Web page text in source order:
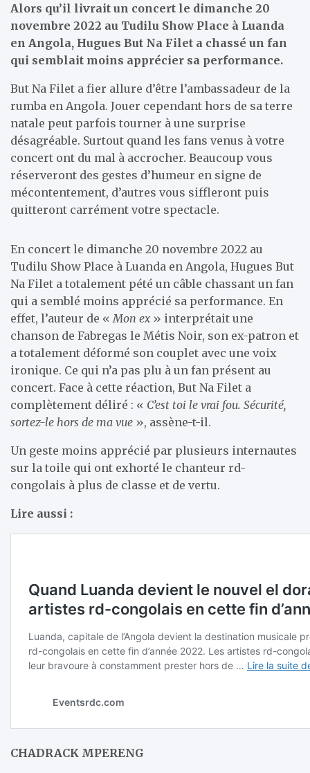
Alors qu’il livrait un concert le dimanche 20
novembre 2022 au Tudilu Show Place à Luanda
en Angola, Hugues But Na Filet a chassé un fan
qui semblait moins apprécier sa performance.
But Na Filet a fier allure d’être l’ambassadeur de la
rumba en Angola. Jouer cependant hors de sa terre
natale peut parfois tourner à une surprise
désagréable. Surtout quand les fans venus à votre
concert ont du mal à accrocher. Beaucoup vous
réserveront des gestes d’humeur en signe de
mécontentement, d’autres vous siffleront puis
quitteront carrément votre spectacle.
En concert le dimanche 20 novembre 2022 au
Tudilu Show Place à Luanda en Angola, Hugues But
Na Filet a totalement pété un câble chassant un fan
qui a semblé moins apprécié sa performance. En
effet, l’auteur de « Mon ex » interprétait une
chanson de Fabregas le Métis Noir, son ex-patron et
a totalement déformé son couplet avec une voix
ironique. Ce qui n’a pas plu à un fan présent au
concert. Face à cette réaction, But Na Filet a
complètement déliré : « C’est toi le vrai fou. Sécurité,
sortez-le hors de ma vue », assène-t-il.
Un geste moins apprécié par plusieurs internautes
sur la toile qui ont exhorté le chanteur rd-
congolais à plus de classe et de vertu.
Lire aussi :
CHADRACK MPERENG